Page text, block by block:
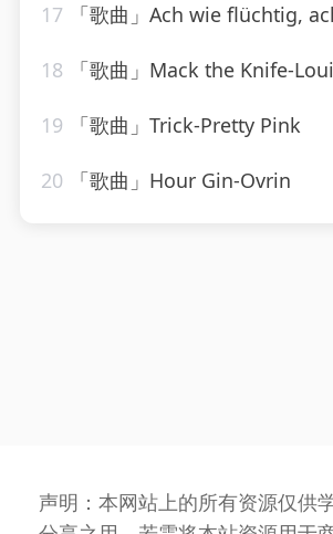
17 「歌曲」Ach wie flüchtig, ach wie nichtig, BWV 26 VI. Ach
18 「歌曲」Mack the Knife-
19 「歌曲」Trick-Pretty Pink
20 「歌曲」Hour Gin-Ovrin
声明：本网站上的所有资源仅供